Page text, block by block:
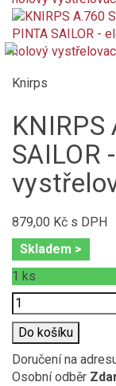
Knirps
KNIRPS
SAILOR
879,00 Kč s DPH
Skladem >
1 ks
Počet
Do košíku
Doručení na
Osobní odběr